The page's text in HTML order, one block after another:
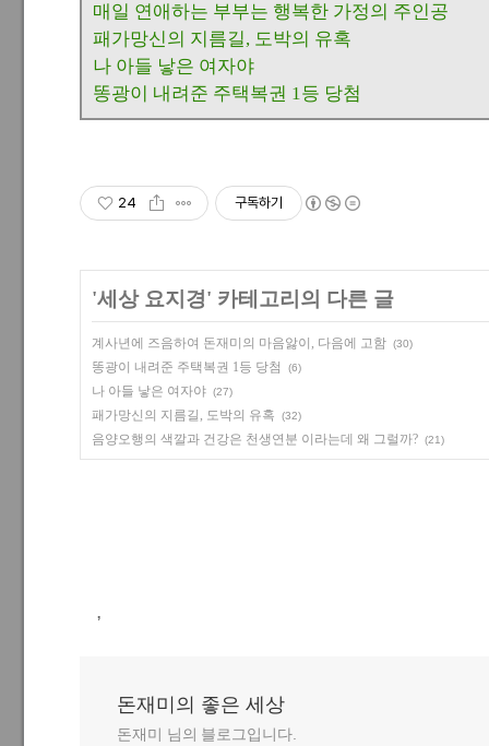
매일 연애하는 부부는 행복한 가정의 주인공
패가망신의 지름길, 도박의 유혹
나 아들 낳은 여자야
똥광이 내려준 주택복권 1등 당첨
24 구독하기
'세상 요지경' 카테고리의 다른 글
계사년에 즈음하여 돈재미의 마음앓이, 다음에 고함 (30)
똥광이 내려준 주택복권 1등 당첨 (6)
나 아들 낳은 여자야 (27)
패가망신의 지름길, 도박의 유혹 (32)
음양오행의 색깔과 건강은 천생연분 이라는데 왜 그럴까? (21)
,
돈재미의 좋은 세상
돈재미 님의 블로그입니다.